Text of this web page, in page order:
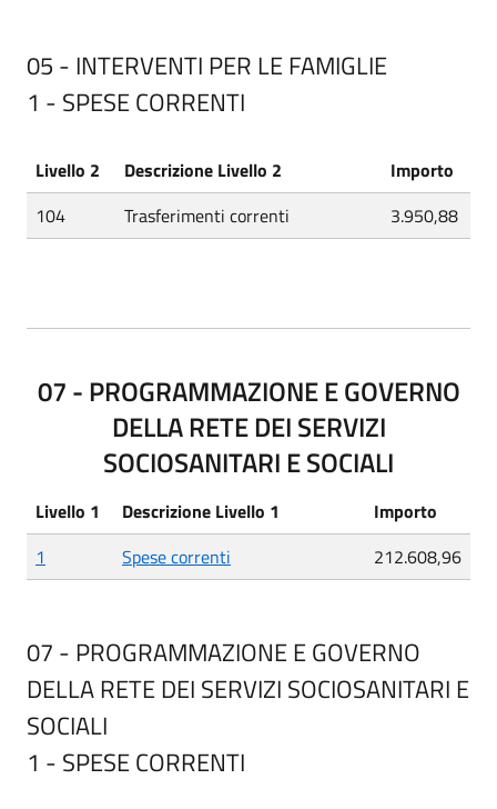
05 - INTERVENTI PER LE FAMIGLIE
1 - SPESE CORRENTI
Livello 2 Descrizione Livello 2
Importo
104
Trasferimenti correnti 3.950,88
07 - PROGRAMMAZIONE E GOVERNO
DELLA RETE DEI SERVIZI
SOCIOSANITARI E SOCIALI
Livello 1 Descrizione Livello 1
Importo
1
Spese correnti 212.608,96
07 - PROGRAMMAZIONE E GOVERNO
DELLA RETE DEI SERVIZI SOCIOSANITARI E
SOCIALI
1 - SPESE CORRENTI